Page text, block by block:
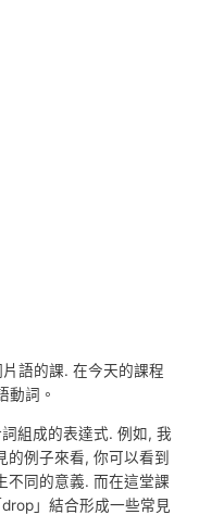
語的課. 在今天的課程
動詞。
組成的表達式. 例如, 我
的例子來看, 你可以看到
不同的意義. 而在這堂課
」結合形成一些常見